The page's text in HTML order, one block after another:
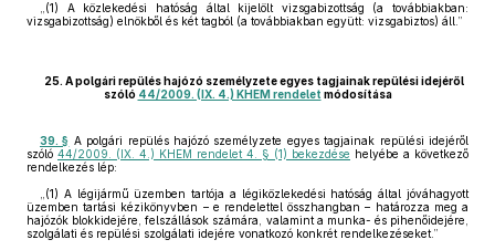
„(1) A közlekedési hatóság által kijelölt vizsgabizottság (a továbbiakban:
vizsgabizottság) elnökből és két tagból (a továbbiakban együtt: vizsgabiztos) áll.”
25. A polgári repülés hajózó személyzete egyes tagjainak repülési idejéről
szóló 44/2009. (IX. 4.) KHEM rendelet módosítása
39. § A polgári repülés hajózó személyzete egyes tagjainak repülési idejéről
szóló 44/2009. (IX. 4.) KHEM rendelet 4. § (1) bekezdése helyébe a következő
rendelkezés lép:
„(1) A légijármű üzemben tartója a légiközlekedési hatóság által jóváhagyott
üzemben tartási kézikönyvben – e rendelettel összhangban – határozza meg a
hajózók blokkidejére, felszállások számára, valamint a munka- és pihenőidejére,
szolgálati és repülési szolgálati idejére vonatkozó konkrét rendelkezéseket.”